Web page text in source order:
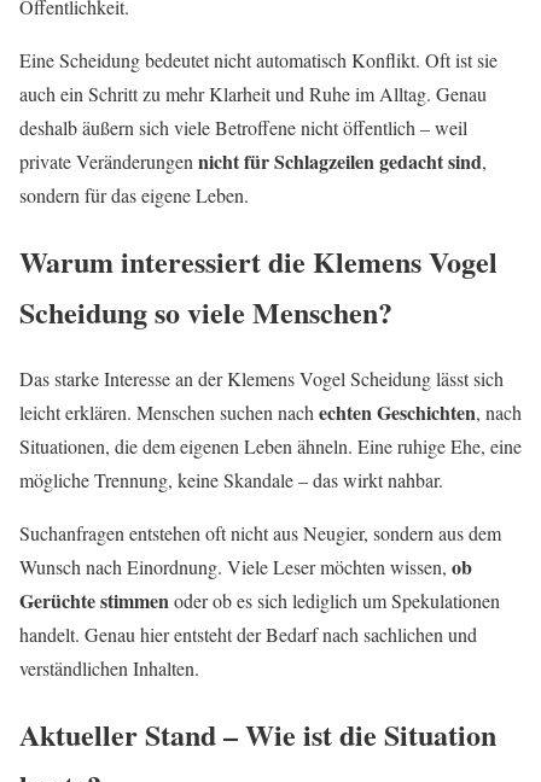
Öffentlichkeit.
Eine Scheidung bedeutet nicht automatisch Konflikt. Oft ist sie
auch ein Schritt zu mehr Klarheit und Ruhe im Alltag. Genau
deshalb äußern sich viele Betroffene nicht öffentlich – weil
private Veränderungen nicht für Schlagzeilen gedacht sind,
sondern für das eigene Leben.
Warum interessiert die Klemens Vogel
Scheidung so viele Menschen?
Das starke Interesse an der Klemens Vogel Scheidung lässt sich
leicht erklären. Menschen suchen nach echten Geschichten, nach
Situationen, die dem eigenen Leben ähneln. Eine ruhige Ehe, eine
mögliche Trennung, keine Skandale – das wirkt nahbar.
Suchanfragen entstehen oft nicht aus Neugier, sondern aus dem
Wunsch nach Einordnung. Viele Leser möchten wissen, ob
Gerüchte stimmenoder ob es sich lediglich um Spekulationen
handelt. Genau hier entsteht der Bedarf nach sachlichen und
verständlichen Inhalten.
Aktueller Stand – Wie ist die Situation